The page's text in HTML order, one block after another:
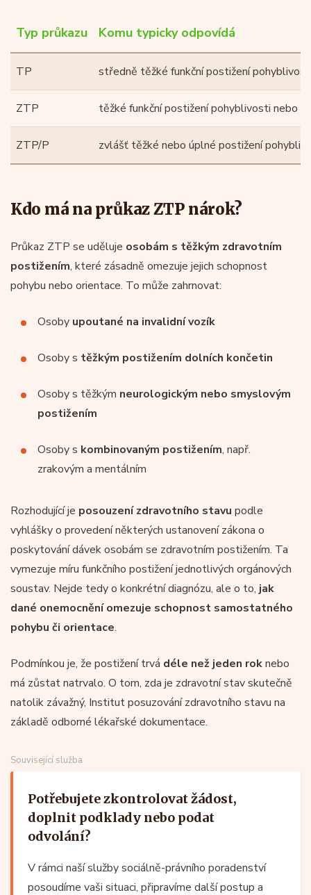
Typ průkazu Komu typicky odpovídá
TP středně těžké funkční postižení
ZTP těžké funkční postižení pohyblivosti nebo
ZTP/P zvlášť těžké nebo úplné postižení
Kdo má na průkaz ZTP nárok?
Průkaz ZTP se uděluje osobám s těžkým zdravotním
postižením, které zásadně omezuje jejich schopnost
pohybu nebo orientace. To může zahrnovat:
Osoby upoutané na invalidní vozík
Osoby s těžkým postižením dolních končetin
Osoby s těžkým neurologickým nebo smyslovým
postižením
Osoby s kombinovaným postižením, např.
zrakovým a mentálním
Rozhodující je posouzení zdravotního stavu podle
vyhlášky o provedení některých ustanovení zákona o
poskytování dávek osobám se zdravotním postižením. Ta
vymezuje míru funkčního postižení jednotlivých orgánových
soustav. Nejde tedy o konkrétní diagnózu, ale o to, jak
dané onemocnění omezuje schopnost samostatného
pohybu či orientace.
Podmínkou je, že postižení trvá déle než jeden roknebo
má zůstat natrvalo. O tom, zda je zdravotní stav skutečně
natolik závažný, Institut posuzování zdravotního stavu na
základě odborné lékařské dokumentace.
Související služba
Potřebujete zkontrolovat žádost,
doplnit podklady nebo podat
odvolání?
V rámci naší služby sociálně-právního poradenství
posoudíme vaši situaci, připravíme další postup a